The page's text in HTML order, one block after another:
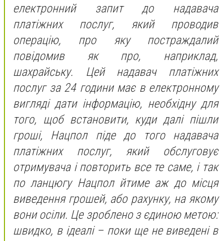
електронний запит до надавача
платіжних послуг, який проводив
операцію, про яку постраждалий
повідомив як про, наприклад,
шахрайську. Цей надавач платіжних
послуг за 24 години має в електронному
вигляді дати інформацію, необхідну для
того, щоб встановити, куди далі пішли
гроші, Нацпол піде до того надавача
платіжних послуг, який обслуговує
отримувача і повторить все те саме, і так
по ланцюгу Нацпол йтиме аж до місця
виведення грошей, або рахунку, на якому
вони осіли. Це зроблено з єдиною метою:
швидко, в ідеалі – поки ще не виведені в